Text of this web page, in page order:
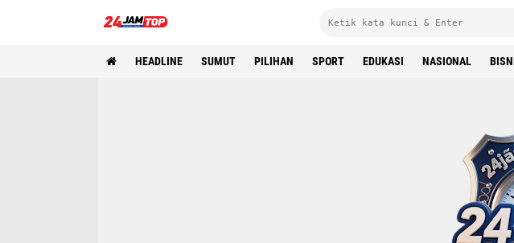
HEADLINE SUMUT PILIHAN SPORT EDUKASI NASIONAL